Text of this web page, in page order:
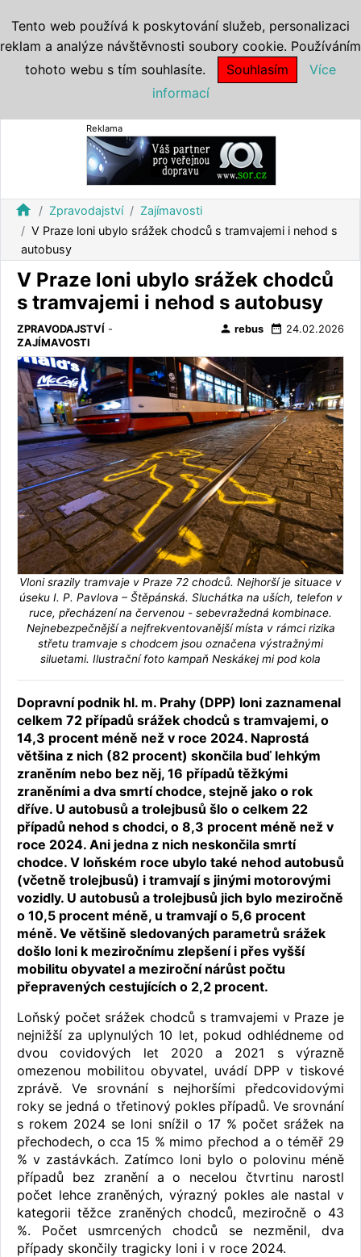
Reklama
home Zpravodajství
Zajímavosti
V Praze loni ubylo srážek chodců s tramvajemi i nehod s
autobusy
V Praze loni ubylo srážek chodců
s tramvajemi i nehod s autobusy
ZPRAVODAJSTVÍ -
ZAJÍMAVOSTI
person rebus date_range 24.02.2026
Vloni srazily tramvaje v Praze 72 chodců. Nejhorší je situace v
úseku I. P. Pavlova – Štěpánská. Sluchátka na uších, telefon v
ruce, přecházení na červenou - sebevražedná kombinace.
Nejnebezpečnější a nejfrekventovanější místa v rámci rizika
střetu tramvaje s chodcem jsou označena výstražnými
siluetami. Ilustrační foto kampaň Neskákej mi pod kola
Dopravní podnik hl. m. Prahy (DPP) loni zaznamenal
celkem 72 případů srážek chodců s tramvajemi, o
14,3 procent méně než v roce 2024. Naprostá
většina z nich (82 procent) skončila buď lehkým
zraněním nebo bez něj, 16 případů těžkými
zraněními a dva smrtí chodce, stejně jako o rok
dříve. U autobusů a trolejbusů šlo o celkem 22
případů nehod s chodci, o 8,3 procent méně než v
roce 2024. Ani jedna z nich neskončila smrtí
chodce. V loňském roce ubylo také nehod autobusů
(včetně trolejbusů) i tramvají s jinými motorovými
vozidly. U autobusů a trolejbusů jich bylo meziročně
o 10,5 procent méně, u tramvají o 5,6 procent
méně. Ve většině sledovaných parametrů srážek
došlo loni k meziročnímu zlepšení i přes vyšší
mobilitu obyvatel a meziroční nárůst počtu
přepravených cestujících o 2,2 procent.
Loňský počet srážek chodců s tramvajemi v Praze je
nejnižší za uplynulých 10 let, pokud odhlédneme od
dvou covidových let 2020 a 2021 s výrazně
omezenou mobilitou obyvatel, uvádí DPP v tiskové
zprávě. Ve srovnání s nejhoršími předcovidovými
roky se jedná o třetinový pokles případů. Ve srovnání
s rokem 2024 se loni snížil o 17 % počet srážek na
přechodech, o cca 15 % mimo přechod a o téměř 29
% v zastávkách. Zatímco loni bylo o polovinu méně
případů bez zranění a o necelou čtvrtinu narostl
počet lehce zraněných, výrazný pokles ale nastal v
kategorii těžce zraněných chodců, meziročně o 43
%. Počet usmrcených chodců se nezměnil, dva
případy skončily tragicky loni i v roce 2024.
Tento web používá k poskytování služeb, personalizaci
reklam a analýze návštěvnosti soubory cookie. Používáním
tohoto webu s tím souhlasíte.
Souhlasím
Více
informací